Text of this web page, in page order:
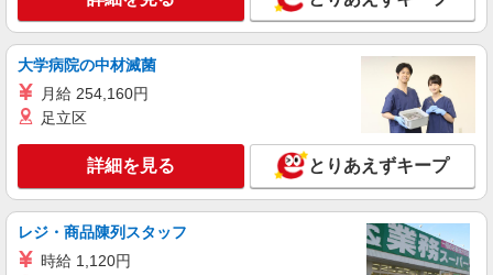
大学病院の中材滅菌
月給 254,160円
足立区
詳細を見る とりあえずキープ
レジ・商品陳列スタッフ
時給 1,120円